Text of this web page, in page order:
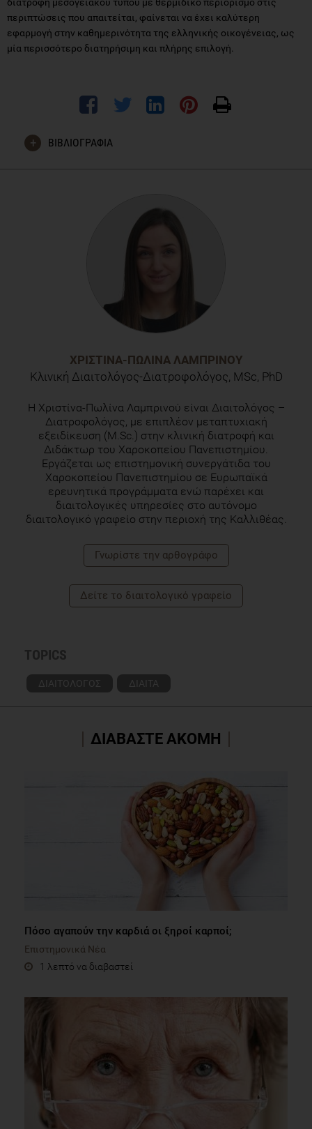
περιπτώσεις που απαιτείται, φαίνεται να έχει καλύτερη
εφαρμογή στην καθημερινότητα της ελληνικής οικογένειας, ως
μία περισσότερο διατηρήσιμη και πλήρης επιλογή.
ΒΙΒΛΙΟΓΡΑΦΙΑ
ΧΡΙΣΤΊΝΑ-ΠΩΛΊΝΑ ΛΑΜΠΡΙΝΟΎ
Κλινική Διαιτολόγος-Διατροφολόγος, MSc, PhD
H Χριστίνα-Πωλίνα Λαμπρινού είναι Διαιτολόγος –
Διατροφολόγος, με επιπλέον μεταπτυχιακή
εξειδίκευση (M.Sc.) στην κλινική διατροφή και
Διδάκτωρ του Χαροκοπείου Πανεπιστημίου.
Εργάζεται ως επιστημονική συνεργάτιδα του
Χαροκοπείου Πανεπιστημίου σε Ευρωπαϊκά
ερευνητικά προγράμματα ενώ παρέχει και
διαιτολογικές υπηρεσίες στο αυτόνομο
διαιτολογικό γραφείο στην περιοχή της Καλλιθέας.
Γνωρίστε την αρθογράφο
Δείτε το διαιτολογικό γραφείο
TOPICS
ΔΙΑΙΤΟΛΟΓΟΣ ΔΙΑΙΤΑ
ΔΙΑΒΑΣΤΕ ΑΚΟΜΗ
Πόσο αγαπούν την καρδιά οι ξηροί καρποί;
Επιστημονικά Νέα
1 λεπτό να διαβαστεί